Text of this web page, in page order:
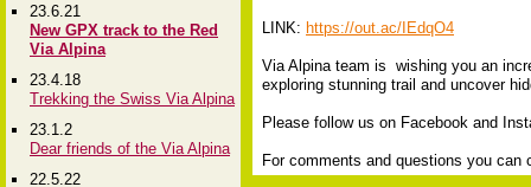
23.6.21
New GPX track to the Red
Via Alpina
23.4.18
Trekking the Swiss Via Alpina
23.1.2
Dear friends of the Via Alpina
22.5.22
LINK: https://out.ac/IEdqO4
Via Alpina team is wishing you an
exploring stunning trail and uncover
Please follow us on Facebook and
For comments and questions you can